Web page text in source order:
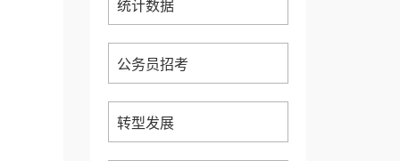
统计数据
公务员招考
转型发展